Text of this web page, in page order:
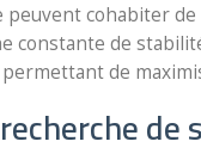
cohabiter de
constante de
de